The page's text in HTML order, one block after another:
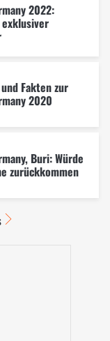
2022:
Fakten zur
2020
Buri: Würde
zurückkommen